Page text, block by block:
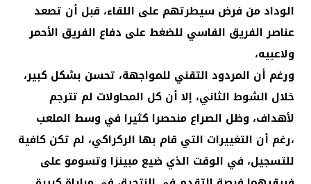
الوداد من فرض سيطرتهم على اللقاء، قبل أن تصعد
عناصر الفريق الفاسي للضغط على دفاع الفريق الأحمر
ولاعبيه،
ورغم أن المردود التقني للمواجهة، تحسن بشكل كبير،
خلال الشوط الثاني، إلا أن كل المحاولات لم تترجم
لأهداف، وظل الصراع منحصرا كثيرا في وسط الملعب
،رغم أن التغييرات التي قام بها الركراكي، لم تكن كافية
للتسجيل، في الوقت الذي ضيع مبينزا وتسومو على